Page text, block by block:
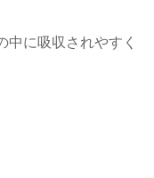
中に吸収されやすく